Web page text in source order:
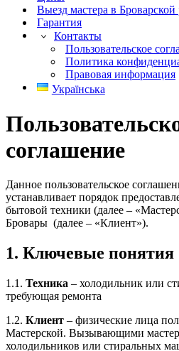
Выезд мастера в Броварской
Гарантия
Контакты
Пользовательское
Политика
Правовая информация
Українська
соглашение
Данное пользовательское
устанавливает порядок
бытовой техники (далее –
Бровары (далее – «Клиент»).
1. Ключевые понятия
1.1. Техника – холодильник или
требующая ремонта
1.2. Клиент – физические лица
Мастерской. Вызывающими
холодильников или стиральных